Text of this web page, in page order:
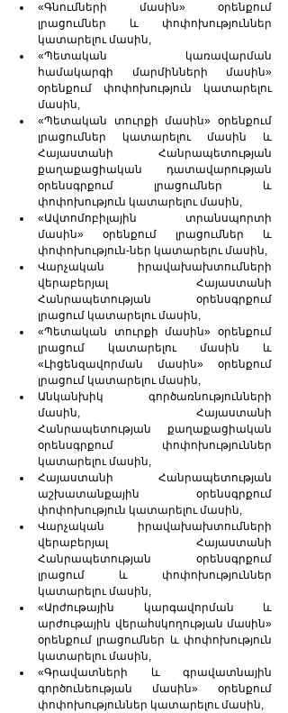
«Գնումների մասին» օրենքում
լրացումներ և փոփոխություններ
կատարելու մասին,
«Պետական կառավարման
համակարգի մարմինների մասին»
օրենքում փոփոխություն կատարելու
մասին,
«Պետական տուրքի մասին» օրենքում
լրացումներ կատարելու մասին և
Հայաստանի Հանրապետության
քաղաքացիական դատավարության
օրենսգրքում լրացումներ և
փոփոխություն կատարելու մասին,
«Ավտոմոբիլային տրանսպորտի
մասին» օրենքում լրացումներ և
փոփոխություն-ներ կատարելու մասին,
Վարչական իրավախախտումների
վերաբերյալ Հայաստանի
Հանրապետության օրենսգրքում
լրացում կատարելու մասին,
«Պետական տուրքի մասին» օրենքում
լրացում կատարելու մասին և
«Լիցենզավորման մասին» օրենքում
լրացում կատարելու մասին,
Անկանխիկ գործառնությունների
մասին, Հայաստանի
Հանրապետության քաղաքացիական
օրենսգրքում փոփոխություններ
կատարելու մասին,
Հայաստանի Հանրապետության
աշխատանքային օրենսգրքում
փոփոխություն կատարելու մասին,
Վարչական իրավախախտումների
վերաբերյալ Հայաստանի
Հանրապետության օրենսգրքում
լրացում և փոփոխություններ
կատարելու մասին,
«Արժութային կարգավորման և
արժութային վերահuկողության մաuին»
օրենքում լրացումներ և փոփոխություն
կատարելու մասին,
«Գրավատների և գրավատնային
գործունեության մասին» օրենքում
փոփոխություններ կատարելու մասին,